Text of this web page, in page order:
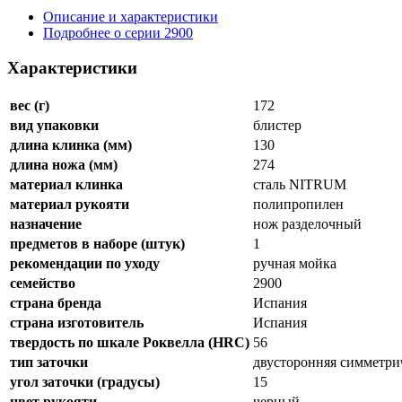
Описание и характеристики
Подробнее о серии 2900
Характеристики
вес (г)
172
вид упаковки
блистер
длина клинка (мм)
130
длина ножа (мм)
274
материал клинка
сталь NITRUM
материал рукояти
полипропилен
назначение
нож разделочный
предметов в наборе (штук)
1
рекомендации по уходу
ручная мойка
семейство
2900
страна бренда
Испания
страна изготовитель
Испания
твердость по шкале Роквелла (HRC) 56
тип заточки
двусторонняя
угол заточки (градусы)
15